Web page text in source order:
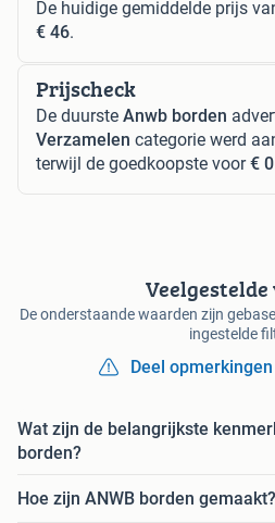
De huidige gemiddelde prijs
€ 46.
Prijscheck
De duurste Anwb borden
Verzamelen categorie werd
terwijl de goedkoopste voor€ 0
De onderstaande waarden zijn
ingestelde
Deel
Wat zijn de belangrijkste
borden?
Hoe zijn ANWB borden gemaakt?